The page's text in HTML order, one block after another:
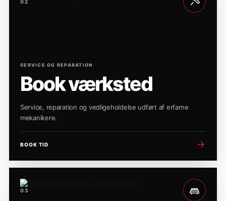
02
SERVICE OG REPARATION
Book værksted
Service, reparation og vedligeholdelse udført af erfarne
mekanikere.
BOOK TID
03